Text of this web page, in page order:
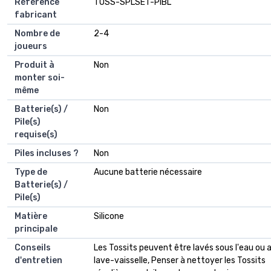
fabricant
Nombre de
joueurs
‎2-4
Produit à
monter soi-
même
‎Non
Batterie(s) /
Pile(s)
requise(s)
‎Non
Piles incluses ?
‎Non
Type de
Batterie(s) /
Pile(s)
‎Aucune batterie nécessaire
Matière
principale
‎Silicone
Conseils
d'entretien
‎Les Tossits peuvent être lavés sous l'eau ou
lave-vaisselle, Penser à nettoyer les Tossits